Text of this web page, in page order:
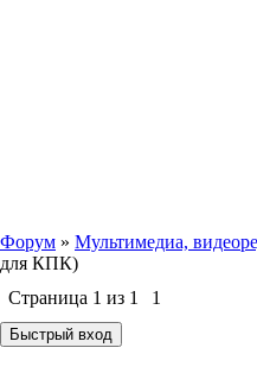
Форум » Мультимедиа,
для КПК)
Страница 1 из 1
1